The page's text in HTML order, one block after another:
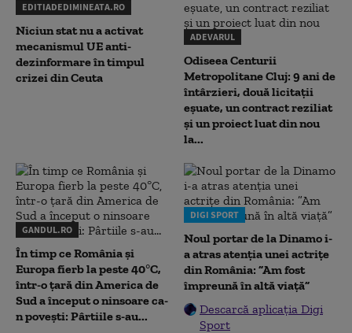
EDITIADEDIMINEATA.RO
Niciun stat nu a activat
mecanismul UE anti-
dezinformare în timpul
crizei din Ceuta
ADEVARUL
Odiseea Centurii
Metropolitane Cluj: 9 ani de
întârzieri, două licitații
eșuate, un contract reziliat
și un proiect luat din nou
la...
GANDUL.RO
În timp ce România și
Europa fierb la peste 40°C,
într-o țară din America de
Sud a început o ninsoare ca-
n povești: Pârtiile s-au...
DIGI SPORT
Noul portar de la Dinamo i-
a atras atenția unei actrițe
din România: ”Am fost
împreună în altă viață”
Descarcă aplicația Digi
Sport